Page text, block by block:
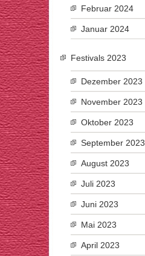
Februar 2024
Januar 2024
Festivals 2023
Dezember 2023
November 2023
Oktober 2023
September 2023
August 2023
Juli 2023
Juni 2023
Mai 2023
April 2023